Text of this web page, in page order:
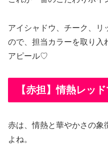
アイシャドウ、チーク、
ので、担当カラーを取り入
アピール♡
【赤担】情熱レッ
赤は、情熱と華やかさの象
よね。